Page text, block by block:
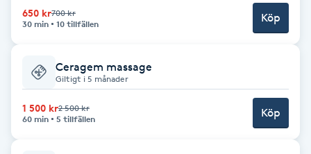
Coachning
650 kr700 kr
30 min
10 tillfällen Köp
Ceragem massage
Giltigt i 5 månader
1 500 kr2 500 kr
60 min
5 tillfällen Köp